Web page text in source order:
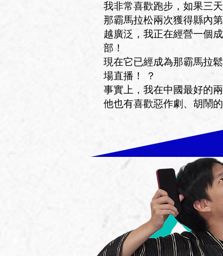
我非常喜歡跑步，如果三
那霸馬拉松兩次獲得縣內
越廣泛，我正在經營一個
部！
現在它已經成為那霸馬拉
場直播！ ？
事實上，我在中國最好的
他也有喜歡惡作劇、胡鬧